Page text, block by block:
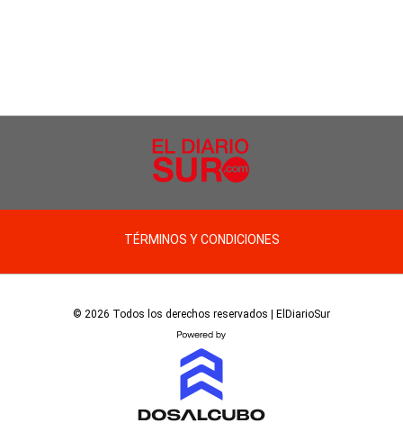
TÉRMINOS Y CONDICIONES
© 2026 Todos los derechos reservados | ElDiarioSur